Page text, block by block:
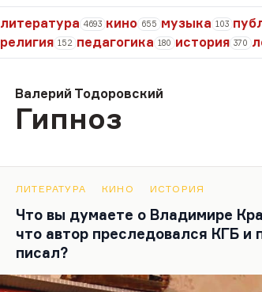
литература 4693 кино 655 музыка 103
религия 152 педагогика 180 история 370
Валерий Тодоровский
Гипноз
ЛИТЕРАТУРА КИНО ИСТОРИЯ
Что вы думаете о Владимире
что автор преследовался КГБ и
писал?